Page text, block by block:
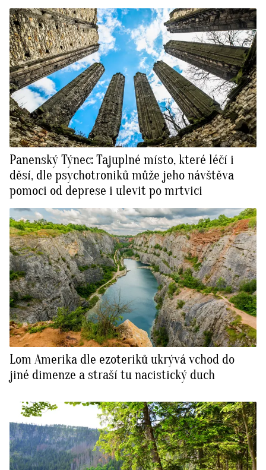
Panenský Týnec: Tajuplné místo, které léčí i
děsí, dle psychotroniků může jeho návštěva
pomoci od deprese i ulevit po mrtvici
Lom Amerika dle ezoteriků ukrývá vchod do
jiné dimenze a straší tu nacistický duch